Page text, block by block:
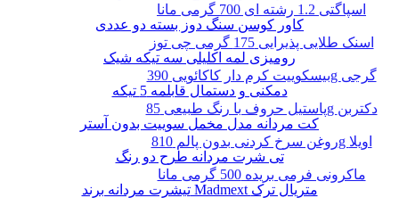
اسپاگتی 1.2 رشته ای 700 گرمی مانا
اسنک طلایی پذیرایی 175 گرمی چی توز
بیسکوییت کرم دار کاکائویی 390g گرجی
پاستیل حروف با رنگ طبیعی 85g دکتربن
روغن سرخ کردنی بدون پالم 810g اویلا
ماکرونی فرمی بریده 500 گرمی مانا
کاور کوسن سنگ دوز بسته دو عددی
رومیزی لمه اکلیلی سه تیکه شیک
دمکنی و دستمال قابلمه 5 تیکه
کت مردانه مدل مخمل سوییت بدون آستر
تی شرت مردانه طرح دو رنگ
تیشرت مردانه برند Madmext متریال ترک